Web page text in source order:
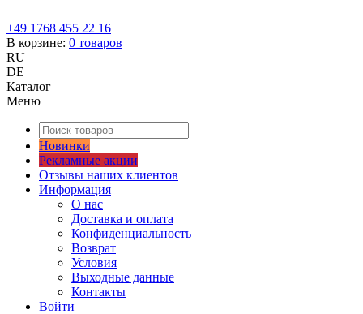
+49 1768 455 22 16
В корзине: 0 товаров
RU
DE
Каталог
Меню
Новинки
Рекламные акции
Отзывы наших клиентов
Информация
О нас
Доставка и оплата
Конфиденциальность
Возврат
Условия
Выходные данные
Контакты
Войти